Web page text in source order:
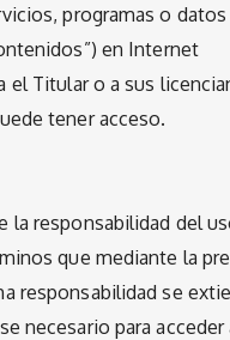
programas o datos
en Internet
el Titular o a sus
tener acceso.
la responsabilidad del
que mediante la
responsabilidad se
necesario para acceder